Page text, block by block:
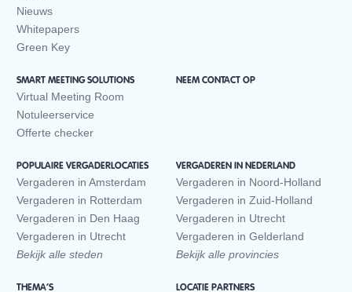
Nieuws
Whitepapers
Green Key
SMART MEETING SOLUTIONS
Virtual Meeting Room
Notuleerservice
Offerte checker
NEEM CONTACT OP
POPULAIRE VERGADERLOCATIES
Vergaderen in Amsterdam
Vergaderen in Rotterdam
Vergaderen in Den Haag
Vergaderen in Utrecht
Bekijk alle steden
VERGADEREN IN NEDERLAND
Vergaderen in Noord-Holland
Vergaderen in Zuid-Holland
Vergaderen in Utrecht
Vergaderen in Gelderland
Bekijk alle provincies
THEMA’S
LOCATIE PARTNERS